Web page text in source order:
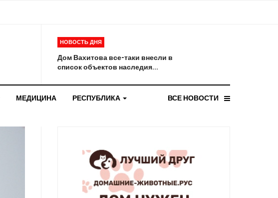
НОВОСТЬ ДНЯ
Дом Вахитова все-таки внесли в
список объектов наследия...
МЕДИЦИНА РЕСПУБЛИКА ВСЕ НОВОСТИ